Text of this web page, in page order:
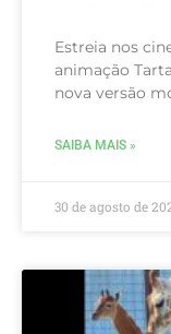
Estreia nos
animação
nova versão
SAIBA MAIS »
30 de agosto de